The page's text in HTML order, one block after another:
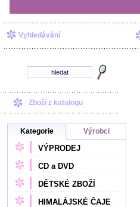
Vyhledávání
Zboží z katalogu
Kategorie Výrobci
VÝPRODEJ
CD a DVD
DĚTSKÉ ZBOŽÍ
HIMALÁJSKÉ ČAJE